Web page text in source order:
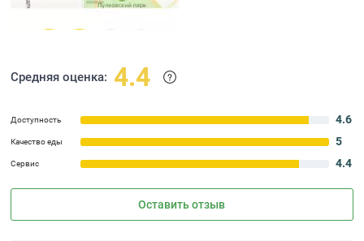
Средняя оценка: 4.4
Доступность 4.6
Качество еды 5
Сервис 4.4
Оставить отзыв